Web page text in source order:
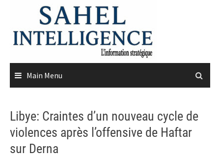
content
Main Menu
Libye: Craintes d’un nouveau cycle de
violences après l’offensive de Haftar
sur Derna